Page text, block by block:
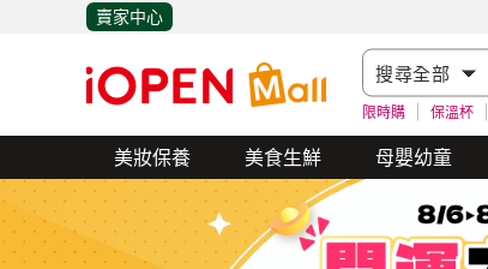
賣家中心
限時購 保溫杯
美妝保養 美食生鮮 母嬰幼童